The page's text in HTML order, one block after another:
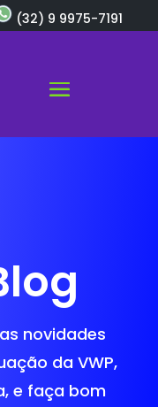
(32) 9 9975-7191
novidades
da VWP,
e faça bom